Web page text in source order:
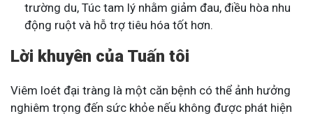
trường du, Túc tam lý nhằm giảm đau, điều hòa nhu
động ruột và hỗ trợ tiêu hóa tốt hơn.
Lời khuyên của Tuấn tôi
Viêm loét đại tràng là một căn bệnh có thể ảnh hưởng
nghiêm trọng đến sức khỏe nếu không được phát hiện